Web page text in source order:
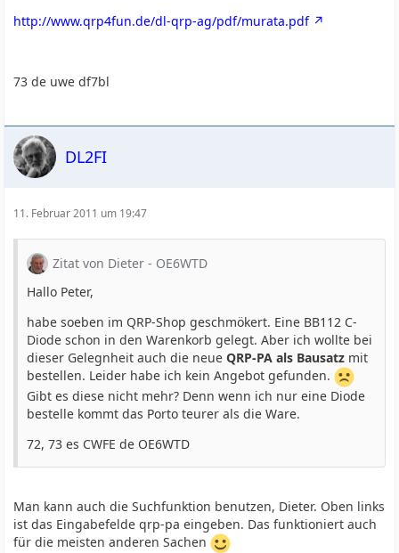
http://www.qrp4fun.de/dl-qrp-ag/pdf/murata.pdf
73 de uwe df7bl
DL2FI
11. Februar 2011 um 19:47
Zitat von Dieter - OE6WTD
Hallo Peter,
habe soeben im QRP-Shop geschmökert. Eine BB112 C-
Diode schon in den Warenkorb gelegt. Aber ich wollte bei
dieser Gelegnheit auch die neueQRP-PA als Bausatz mit
bestellen. Leider habe ich kein Angebot gefunden.
Gibt es diese nicht mehr? Denn wenn ich nur eine Diode
bestelle kommt das Porto teurer als die Ware.
72, 73 es CWFE de OE6WTD
Man kann auch die Suchfunktion benutzen, Dieter. Oben links
ist das Eingabefelde qrp-pa eingeben. Das funktioniert auch
für die meisten anderen Sachen